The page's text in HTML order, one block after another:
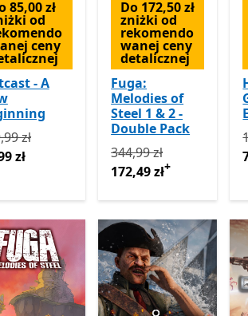
85,00 zł
od
ceny
- A
169,99 zł teraz 84,99 zł
zł
zł
Do 172,50 zł
zniżki od
rekomendo
wanej ceny
detalicznej
Fuga:
Melodies of
Steel 1 & 2 -
Double Pack
Pierwotnie 344,99 zł
344,99 zł
172,49 zł+